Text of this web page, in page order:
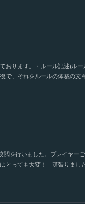
おります。・ルール記述(ル
で、それをルールの体裁の
を行いました。プレイヤー
とっても大変！ 頑張りまし